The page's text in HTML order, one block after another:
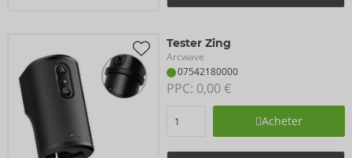
Tester Zing
Arcwave
07542180000
PPC: 0,00 €
Acheter